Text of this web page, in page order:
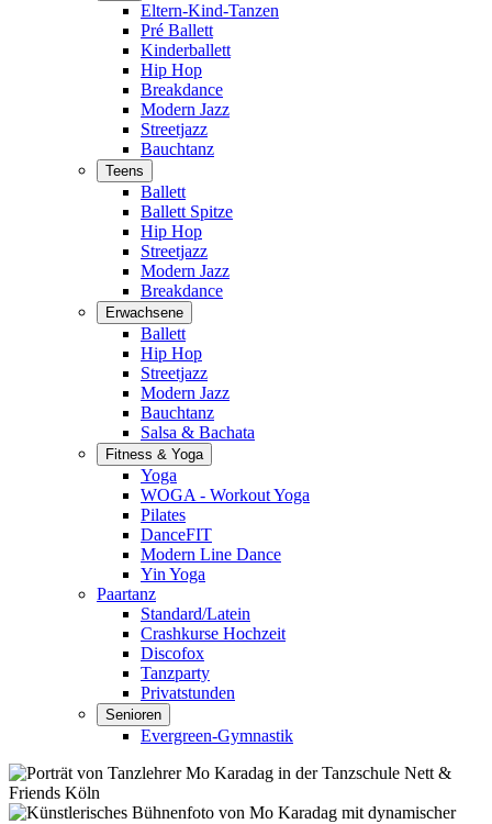
Eltern-Kind-Tanzen
Pré Ballett
Kinderballett
Hip Hop
Breakdance
Modern Jazz
Streetjazz
Bauchtanz
Teens
Ballett
Ballett Spitze
Hip Hop
Streetjazz
Modern Jazz
Breakdance
Erwachsene
Ballett
Hip Hop
Streetjazz
Modern Jazz
Bauchtanz
Salsa & Bachata
Fitness & Yoga
Yoga
WOGA - Workout Yoga
Pilates
DanceFIT
Modern Line Dance
Yin Yoga
Paartanz
Standard/Latein
Crashkurse Hochzeit
Discofox
Tanzparty
Privatstunden
Senioren
Evergreen-Gymnastik